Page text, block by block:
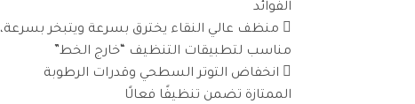
الفوائد
 منظف عالي النقاء يخترق بسرعة ويتبخر بسرعة،
مناسب لتطبيقات التنظيف “خارج الخط”
 انخفاض التوتر السطحي وقدرات الرطوبة
الممتازة تضمن تنظيفًا فعالًا